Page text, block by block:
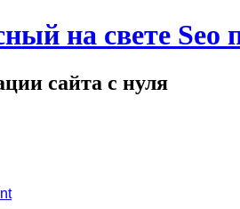
на свете Seo
сайта с нуля